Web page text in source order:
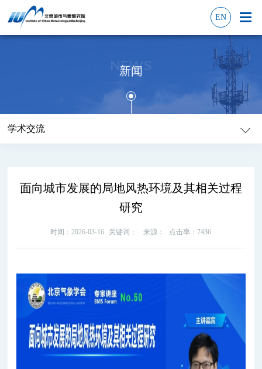
EN
NEWS
新闻
学术交流
面向城市发展的局地风热环境及其相关过程
研究
时间：2026-03-16 关键词： 来源： 点击率：7436